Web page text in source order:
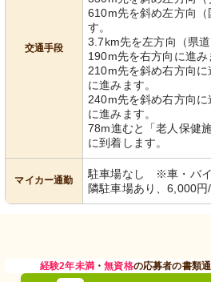
交通手段
610m先を斜め左方向（
す。
3.7km先を左方向（県
190m先を右方向に進み
210m先を斜め右方向
に進みます。
240m先を斜め右方向
に進みます。
78m進むと「老人保健
に到着します。
マイカー通勤
駐車場なし ※車・バイ
隣駐車場あり、6,000円
経験2年未満・無資格の応募者の書類